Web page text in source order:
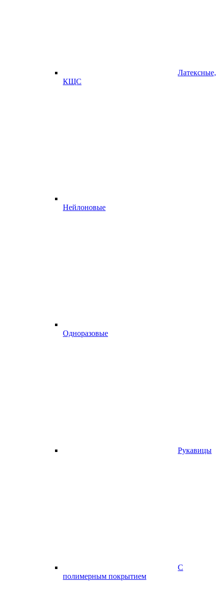
Латексные,
КЩС
Нейлоновые
Одноразовые
Рукавицы
С
полимерным покрытием